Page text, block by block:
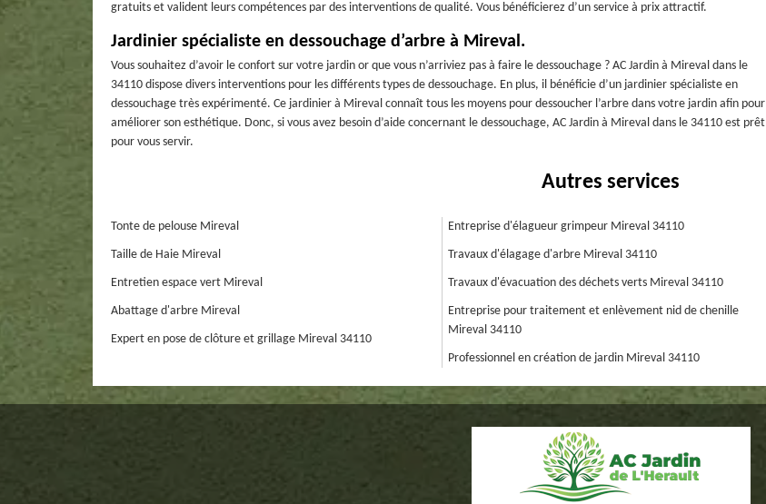
gratuits et valident leurs compétences par des interventions de qualité. Vous bénéficierez d’un service à prix attractif.
Jardinier spécialiste en dessouchage d’arbre à Mireval.
Vous souhaitez d’avoir le confort sur votre jardin or que vous n’arriviez pas à faire le dessouchage ? AC Jardin à Mireval dans le
34110 dispose divers interventions pour les différents types de dessouchage. En plus, il bénéficie d’un jardinier spécialiste en
dessouchage très expérimenté. Ce jardinier à Mireval connaît tous les moyens pour dessoucher l’arbre dans votre jardin afin pour
améliorer son esthétique. Donc, si vous avez besoin d’aide concernant le dessouchage, AC Jardin à Mireval dans le 34110 est prêt
pour vous servir.
Autres services
Tonte de pelouse Mireval
Taille de Haie Mireval
Entretien espace vert Mireval
Abattage d'arbre Mireval
Expert en pose de clôture et grillage Mireval 34110
Entreprise d'élagueur grimpeur Mireval 34110
Travaux d'élagage d'arbre Mireval 34110
Travaux d'évacuation des déchets verts Mireval 34110
Entreprise pour traitement et enlèvement nid de chenille
Mireval 34110
Professionnel en création de jardin Mireval 34110